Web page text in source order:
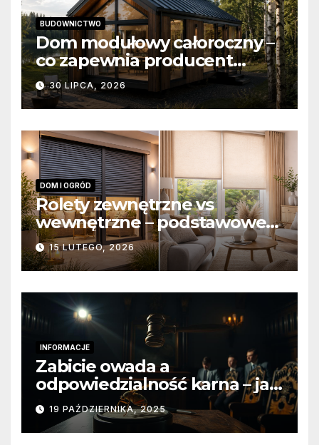
BUDOWNICTWO
Dom modułowy całoroczny –
co zapewnia producent
domów modułowych?
30 LIPCA, 2026
DOM I OGRÓD
Rolety zewnętrzne vs
wewnętrzne – podstawowe
różnice konstrukcyjne i
funkcjonalne
15 LUTEGO, 2026
INFORMACJE
Zabicie owada a
odpowiedzialność karna – jak
wygląda to w praktyce?
19 PAŹDZIERNIKA, 2025